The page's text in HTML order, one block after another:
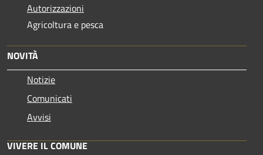
Autorizzazioni
Agricoltura e pesca
NOVITÀ
Notizie
Comunicati
Avvisi
VIVERE IL COMUNE